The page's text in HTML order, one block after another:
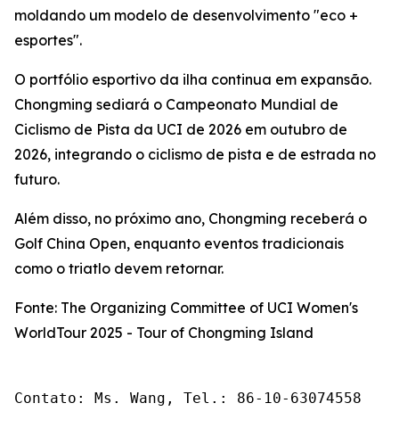
moldando um modelo de desenvolvimento "eco +
esportes".
O portfólio esportivo da ilha continua em expansão.
Chongming sediará o Campeonato Mundial de
Ciclismo de Pista da UCI de 2026 em outubro de
2026, integrando o ciclismo de pista e de estrada no
futuro.
Além disso, no próximo ano, Chongming receberá o
Golf China Open, enquanto eventos tradicionais
como o triatlo devem retornar.
Fonte: The Organizing Committee of UCI Women's
WorldTour 2025 - Tour of Chongming Island
Contato: Ms. Wang, Tel.: 86-10-63074558